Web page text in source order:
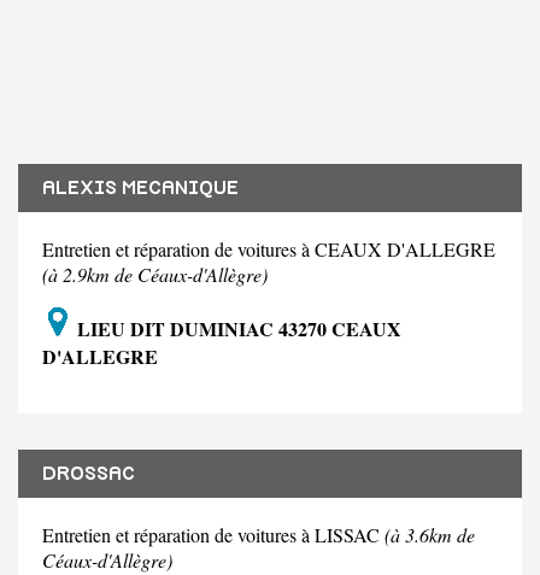
ALEXIS MECANIQUE
Entretien et réparation de voitures à CEAUX D'ALLEGRE
(à 2.9km de Céaux-d'Allègre)
LIEU DIT DUMINIAC 43270 CEAUX
D'ALLEGRE
DROSSAC
Entretien et réparation de voitures à LISSAC (à 3.6km de
Céaux-d'Allègre)